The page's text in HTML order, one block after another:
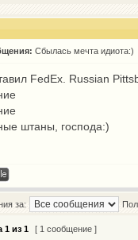
Сбылась мечта идиота:)
FedEx. Russian
штаны, господа:)
за:
1 из 1 [ 1 сообщение ]